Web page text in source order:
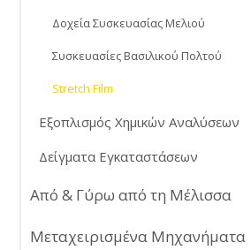
Δοχεία Συσκευασίας Μελιού
Συσκευασίες Βασιλικού Πολτού
Stretch Film
Εξοπλισμός Χημικών Αναλύσεων
Δείγματα Εγκαταστάσεων
Από & Γύρω από τη Μέλισσα
Μεταχειρισμένα Μηχανήματα